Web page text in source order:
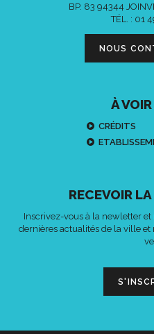
BP. 83 94344
TÉL. : 01
NOUS
À
CRÉDITS
RECEVOIR
Inscrivez-vous à la newletter
dernières actualités de la ville et